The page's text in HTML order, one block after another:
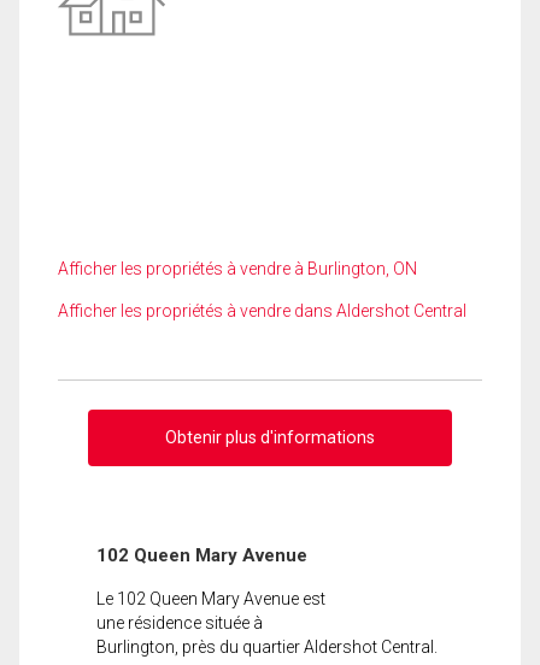
Afficher les propriétés à vendre à Burlington, ON
Afficher les propriétés à vendre dans Aldershot Central
Obtenir plus d'informations
102 Queen Mary Avenue
Le 102 Queen Mary Avenue est
une résidence située à
Burlington, près du quartier Aldershot Central.